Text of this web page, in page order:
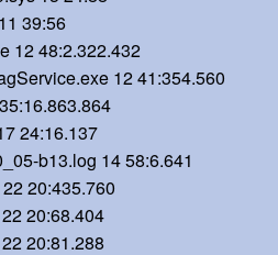
39:56
12 48:2.322.432
12 41:354.560
24:16.137
b13.log 14 58:6.641
20:435.760
20:68.404
20:81.288